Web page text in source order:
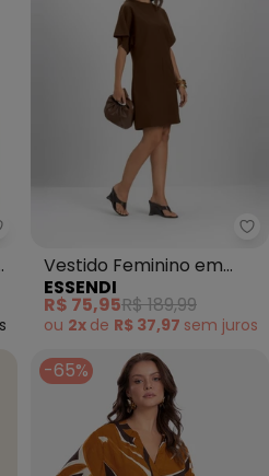
- Vestido (Étnico
Vestido Feminino em
Moletinho (Marrom)
ESSENDI
R$ 75,95R$ 189,99
ou 2x de R$ 37,97 sem juros
-65%